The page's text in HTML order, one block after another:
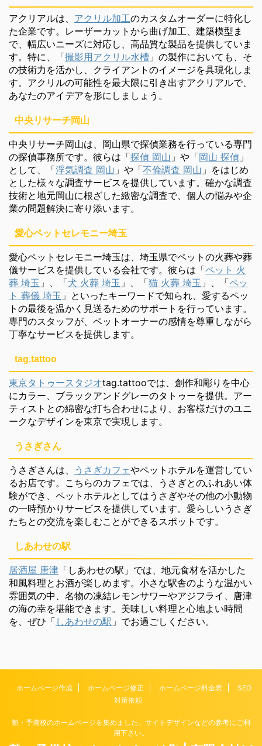
アクリアルは、 アクリル加工のカスタムオーダーに特化し
た企業です。レーザーカットから曲げ加工、建築模型ま
で、幅広いニーズに対応し、高品質な製品を提供していま
す。特に、「撮影用アクリル水槽 」の製作においても、そ
の技術力を活かし、クライアントのイメージを具現化しま
す。アクリルの可能性を最大限に引き出すアクリアルで、
あなたのアイデアを形にしましょう。
中央リサーチ岡山
中央リサーチ岡山は、岡山県で探偵業務を行っている専門
の探偵事務所です。彼らは「探偵 岡山 」や「岡山 探偵 」
として、「浮気調査 岡山 」や「不倫調査 岡山 」をはじめ
とした様々な調査サービスを提供しています。確かな調査
技術と地元岡山に根ざした緻密な調査で、個人の悩みや企
業の問題解決に寄り添います。
愛心ペットセレモニー埼玉
愛心ペットセレモニー埼玉は、埼玉県でペットの火葬や葬
儀サービスを提供している会社です。彼らは「ペット 火
葬 埼玉 」、「犬 火葬 埼玉 」、「猫 火葬 埼玉 」、「ペッ
ト 葬儀 埼玉 」といったキーワードで知られ、愛するペッ
トの最後を温かく見送るためのサポートを行っています。
専門のスタッフが、ペットオーナーの感情を尊重しながら
丁寧なサービスを提供します。
tag.tattoo
東京タトゥースタジオtag.tattooでは、創作和彫りを中心
にカラー、ブラックアンドグレーのタトゥーを提供。アー
ティストとの綿密な打ち合わせにより、お客様だけのユニ
ークなデザインを東京で実現します。
うさぎさん
うさぎさんは、 うさぎカフェやペットホテルを運営してい
るお店です。こちらのカフェでは、うさぎとのふれあい体
験ができ、ペットホテルとしてはうさぎやその他の小動物
の一時預かりサービスを提供しています。愛らしいうさぎ
たちとの交流を楽しむことができるスポットです。
しあわせの駅
居酒屋 唐津 「しあわせの駅」では、地元食材を活かした
和風料理とお酒が楽しめます。小さな駅舎のような温かい
雰囲気の中、名物の凍結レモンサワーやアジフライ、唐津
の海の幸を堪能できます。美味しい料理と心地よい時間
を、ぜひ「 しあわせの駅 」でお過ごしください。
ホームページ作成 ホームページ修正 ホームページ料金表
SEO
対策依頼
塾・予備校のホームページを集めました。サイトデザインなどの参考にご利
用下さい。